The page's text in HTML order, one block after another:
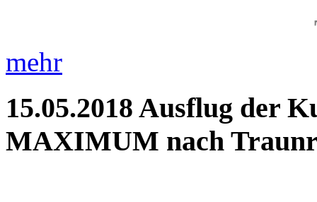
mehr
15.05.2018 Ausflug der
MAXIMUM nach